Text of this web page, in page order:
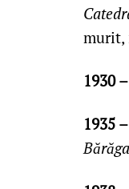
murit,
1930 –
1935 –